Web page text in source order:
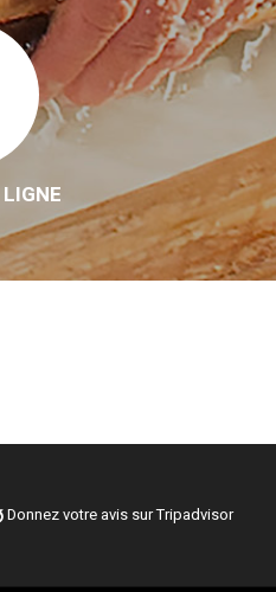
Donnez votre avis sur Tripadvisor